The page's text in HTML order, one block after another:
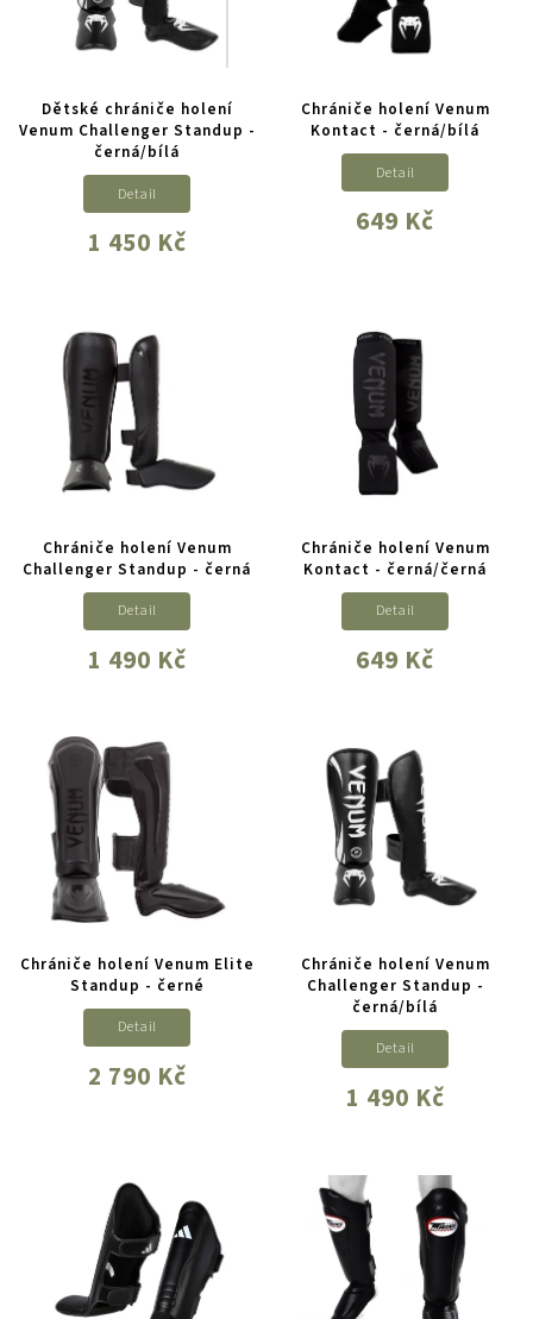
Dětské chrániče holení
Venum Challenger Standup -
černá/bílá
1 450 Kč
Detail
Chrániče holení Venum
Kontact - černá/bílá
649 Kč
Detail
Chrániče holení Venum
Challenger Standup - černá
1 490 Kč
Detail
Chrániče holení Venum
Kontact - černá/černá
649 Kč
Detail
Chrániče holení Venum Elite
Standup - černé
2 790 Kč
Detail
Chrániče holení Venum
Challenger Standup -
černá/bílá
1 490 Kč
Detail